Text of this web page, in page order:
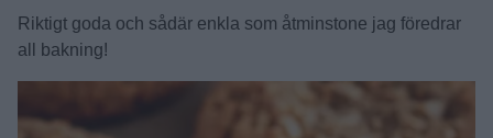
Riktigt goda och sådär enkla som åtminstone jag föredrar
all bakning!